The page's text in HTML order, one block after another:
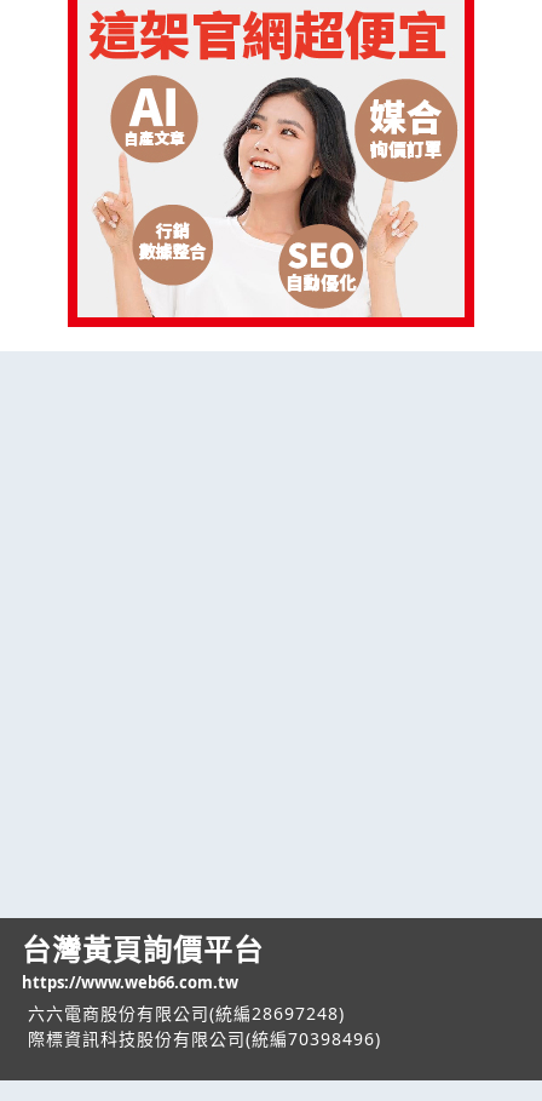
台灣黃頁詢價平台
https://www.web66.com.tw
六六電商股份有限公司(統編28697248)
際標資訊科技股份有限公司(統編70398496)